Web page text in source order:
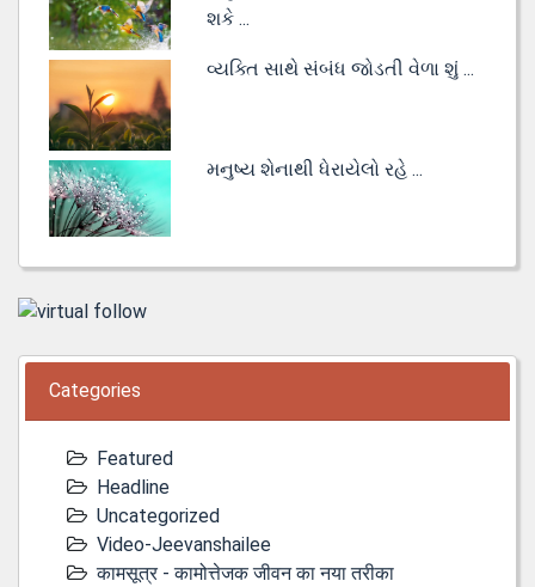
શકે ...
વ્યક્તિ સાથે સંબંધ જોડતી વેળા શું ...
મનુષ્ય શેનાથી ધેરાયેલો રહે ...
Categories
Featured
Headline
Uncategorized
Video-Jeevanshailee
कामसूत्र - कामोत्तेजक जीवन का नया तरीका